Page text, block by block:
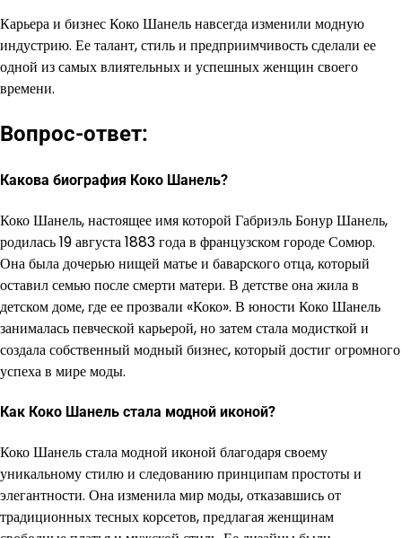
Карьера и бизнес Коко Шанель навсегда изменили модную
индустрию. Ее талант, стиль и предприимчивость сделали ее
одной из самых влиятельных и успешных женщин своего
времени.
Вопрос-ответ:
Какова биография Коко Шанель?
Коко Шанель, настоящее имя которой Габриэль Бонур Шанель,
родилась 19 августа 1883 года в французском городе Сомюр.
Она была дочерью нищей матье и баварского отца, который
оставил семью после смерти матери. В детстве она жила в
детском доме, где ее прозвали «Коко». В юности Коко Шанель
занималась певческой карьерой, но затем стала модисткой и
создала собственный модный бизнес, который достиг огромного
успеха в мире моды.
Как Коко Шанель стала модной иконой?
Коко Шанель стала модной иконой благодаря своему
уникальному стилю и следованию принципам простоты и
элегантности. Она изменила мир моды, отказавшись от
традиционных тесных корсетов, предлагая женщинам